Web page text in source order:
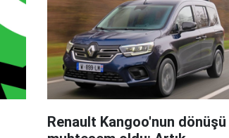
Renault Kangoo'nun dönüşü